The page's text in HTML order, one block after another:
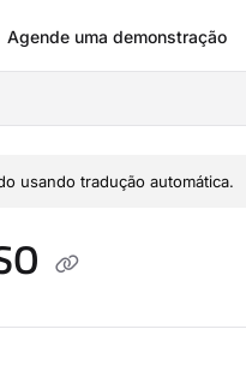
Agende uma demonstração
usando tradução automática.